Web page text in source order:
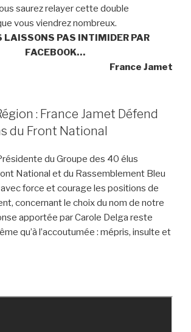
saurez relayer cette double
vous viendrez nombreux.
LAISSONS PAS INTIMIDER PAR
FACEBOOK…
France Jamet
: France Jamet Défend
du Front National
du Groupe des 40 élus
National et du Rassemblement Bleu
force et courage les positions de
concernant le choix du nom de notre
apportée par Carole Delga reste
qu’à l’accoutumée : mépris, insulte et